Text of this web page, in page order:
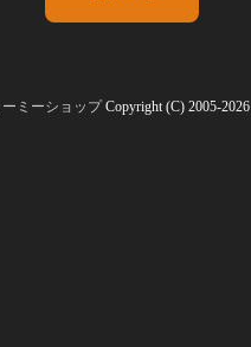
ーミーショップCopyright (C) 2005-2026